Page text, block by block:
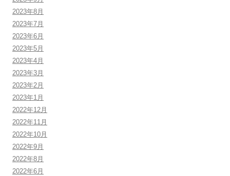
2023年8月
2023年7月
2023年6月
2023年5月
2023年4月
2023年3月
2023年2月
2023年1月
2022年12月
2022年11月
2022年10月
2022年9月
2022年8月
2022年6月